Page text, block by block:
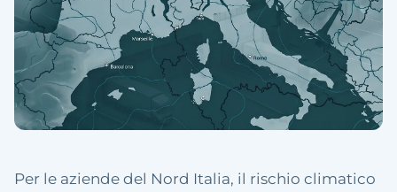
Per le aziende del Nord Italia, il rischio climatico